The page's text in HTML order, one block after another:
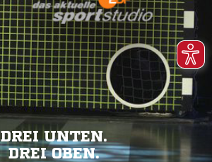
DREI UNTEN.
DREI OBEN.